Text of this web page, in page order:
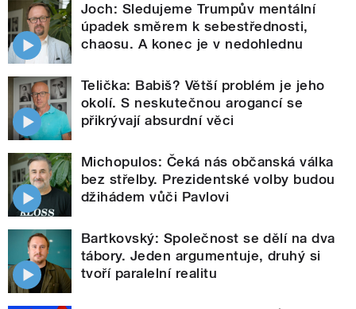
Joch: Sledujeme Trumpův mentální
úpadek směrem k sebestřednosti,
chaosu. A konec je v nedohlednu
Telička: Babiš? Větší problém je jeho
okolí. S neskutečnou arogancí se
přikrývají absurdní věci
Michopulos: Čeká nás občanská válka
bez střelby. Prezidentské volby budou
džihádem vůči Pavlovi
Bartkovský: Společnost se dělí na dva
tábory. Jeden argumentuje, druhý si
tvoří paralelní realitu